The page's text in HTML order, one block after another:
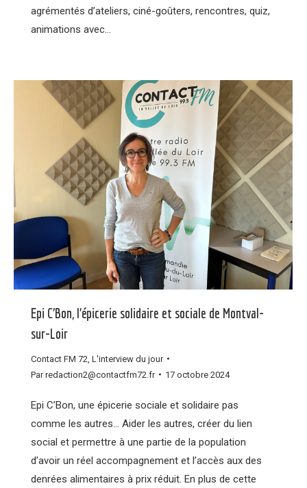
agrémentés d’ateliers, ciné-goûters, rencontres, quiz,
animations avec…
Epi C’Bon, l’épicerie solidaire et sociale de Montval-
sur-Loir
Contact FM 72 L'interview du jour
Parredaction2@contactfm72.fr 17 octobre 2024
Epi C’Bon, une épicerie sociale et solidaire pas
comme les autres… Aider les autres, créer du lien
social et permettre à une partie de la population
d’avoir un réel accompagnement et l’accès aux des
denrées alimentaires à prix réduit. En plus de cette